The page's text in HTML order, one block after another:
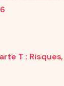
T :